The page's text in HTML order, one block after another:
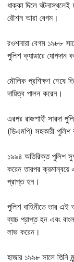
ধাক্কা দিলে ঘটনাস্থলেই
রৌশন আরা বেগম।
রওশনারা বেগম ১৯৮৮
পুলিশ ক্যাডারে যোগদান
মৌলিক প্রশিক্ষণ শেষে
দায়িত্ব পালন করেন।
এরপর রাজশাহী সারদা
(ডিএমপি) সহকারী পুলিশ
১৯৯৪ অতিরিক্ত পুলিশ
করেন তারপর ক্রমান্বয়ে
প্রাপ্ত হন।
পুলিশ বাহিনীতে তার
ব্যাচ প্রাপ্ত হন এবং
লাভ করেন।
হাজার ১৯৯৮ সালে তিনি